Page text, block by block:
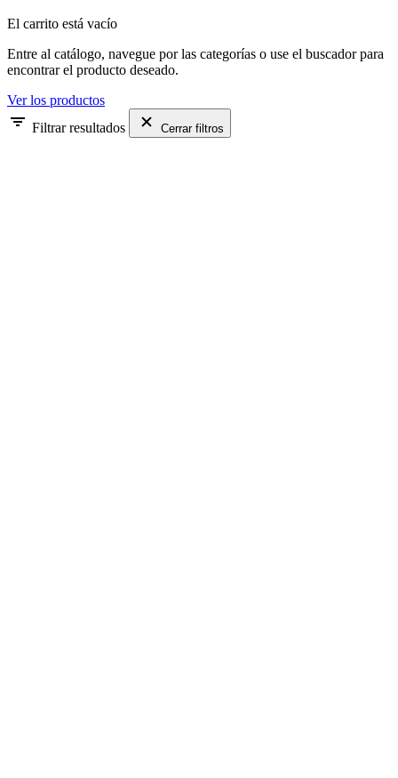
El carrito está vacío
Entre al catálogo, navegue por las categorías o use el buscador para
encontrar el producto deseado.
Ver los productos
Filtrar resultados
Cerrar filtros